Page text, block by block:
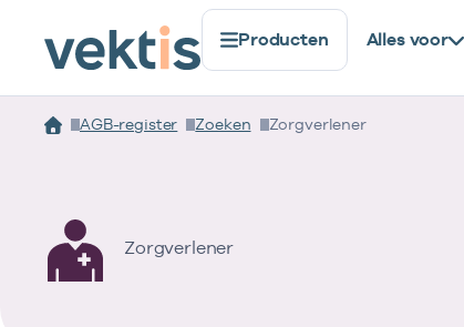
Producten Alles voor
AGB-register Zoeken Zorgverlener
Zorgverlener